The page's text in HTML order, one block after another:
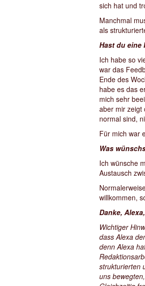
sich hat und
Manchmal
als
Hast du eine
Ich habe so
war das
Ende des
habe es das
mich sehr
aber mir zeigt
normal sind,
Für mich war
Was
Ich wünsche
Austausch
willkommen,
Danke,
Wichtiger
dass Alexa
denn Alexa
strukturierten
uns